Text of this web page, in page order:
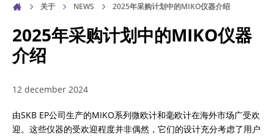
仪器
非电感物性体中的电阻测量
关于 NEWS 2025年采购计划中的MIKO仪器介绍
2025年采购计划中的MIKO仪器
介绍
12 december 2024
由SKB EP公司生产的MIKO系列微欧计和毫欧计在海外市场广受欢
迎。这些仪器的受欢迎程度并非偶然，它们的设计充分考虑了用户